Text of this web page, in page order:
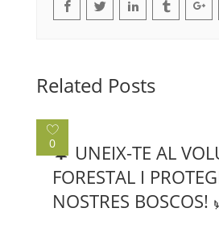
Related Posts
0🌲 UNEIX-TE AL
FORESTAL I
NOSTRES BOSCOS!